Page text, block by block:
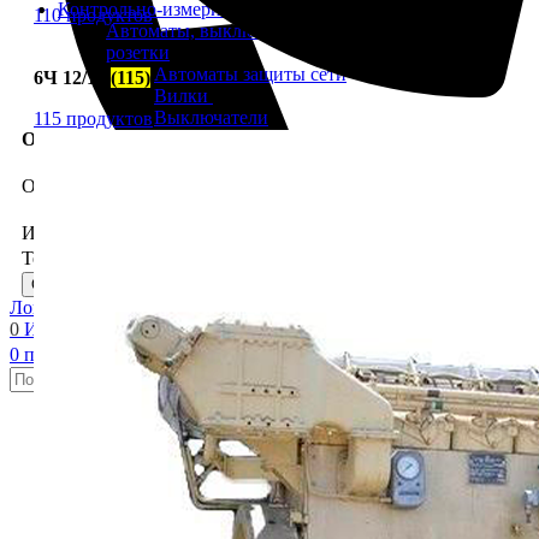
Контрольно-измерительные приборы (КИПиА)
Автоматы, выключатели, переключатели, вилки,
розетки
Автоматы защиты сети
Вилки
Выключатели
Приборы давления
Датчики реле давления
Индикаторы давления
Максиметры
Приемники давления
Прочее
Приборы температуры
Датчики реле температуры
Реле скорости
Реле уровня и потока
Светильники, прожекторы
Обратный звонок
Оставьте заявку и мы свяжемся с вами.
Имя
Телефон
Отправить заявку
Логин / Регистрация
0 Избранные
0 пунктов 0,00₽
Поиск
110 продуктов
6Ч 12/14 (115)
115 продуктов